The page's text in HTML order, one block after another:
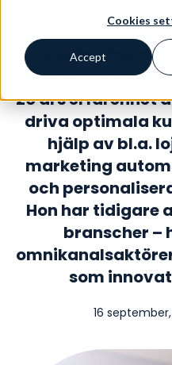
Cookies
Accept
Zachariasson
Advisor inom
Experience &
20 års erfarenhet
driva optimala
hjälp av bl.a.
marketing
och
Hon har tidigare
branscher –
som
16 september,